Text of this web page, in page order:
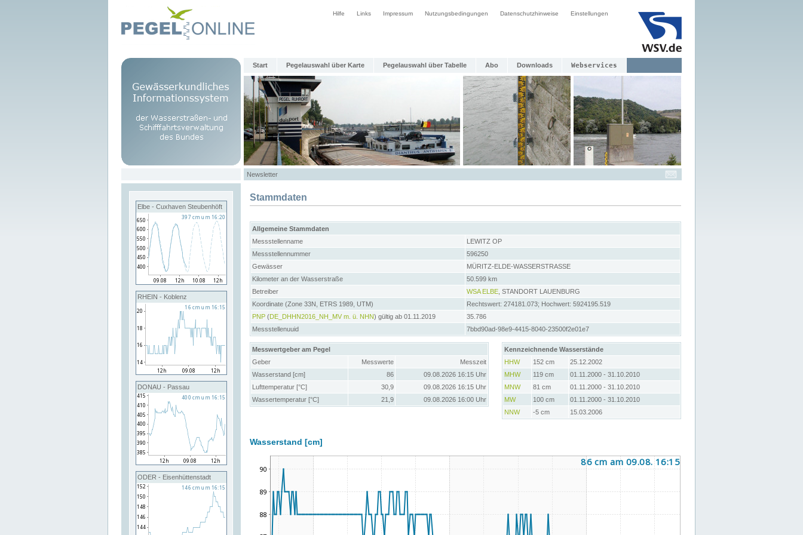
Hilfe Links Impressum Nutzungsbedingungen Datenschutzhinweise Einstellungen
Start Pegelauswahl über Karte Pegelauswahl über Tabelle Abo Downloads Webservices
Newsletter
Elbe - Cuxhaven Steubenhöft
RHEIN - Koblenz
DONAU - Passau
ODER - Eisenhüttenstadt
Stammdaten
Allgemeine Stammdaten
Messstellenname
LEWITZ OP
Messstellennummer
596250
Gewässer
MÜRITZ-ELDE-WASSERSTRASSE
Kilometer an der Wasserstraße
50.599 km
Betreiber
WSA ELBE , STANDORT LAUENBURG
Koordinate (Zone 33N, ETRS 1989, UTM)
Rechtswert: 274181.073; Hochwert: 5924195.519
PNP (DE_DHHN2016_NH_MV m. ü. NHN) gültig ab 01.11.2019
35.786
Messstellenuuid
7bbd90ad-98e9-4415-8040-23500f2e01e7
Messwertgeber am Pegel
Geber
Messwerte
Messzeit
Wasserstand [cm]
86
09.08.2026 16:15 Uhr
Lufttemperatur [°C]
30,9
09.08.2026 16:15 Uhr
Wassertemperatur [°C]
21,9 09.08.2026 16:00 Uhr
Kennzeichnende Wasserstände
HHW
152 cm
25.12.2002
MHW
119 cm
01.11.2000 - 31.10.2010
MNW
81 cm
01.11.2000 - 31.10.2010
MW
100 cm
01.11.2000 - 31.10.2010
NNW
-5 cm 15.03.2006
Wasserstand [cm]